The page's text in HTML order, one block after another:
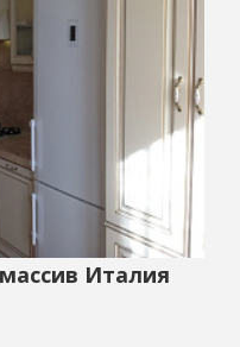
Италия